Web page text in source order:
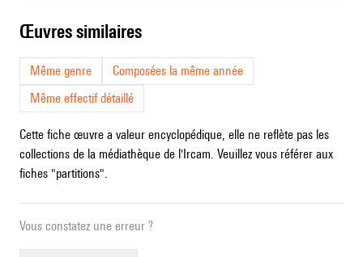
œuvres similaires
Même genre
Composées la même année
Même effectif détaillé
Cette fiche œuvre a valeur encyclopédique, elle ne reflète pas les
collections de la médiathèque de l'Ircam. Veuillez vous référer aux
fiches "partitions".
Vous constatez une erreur ?